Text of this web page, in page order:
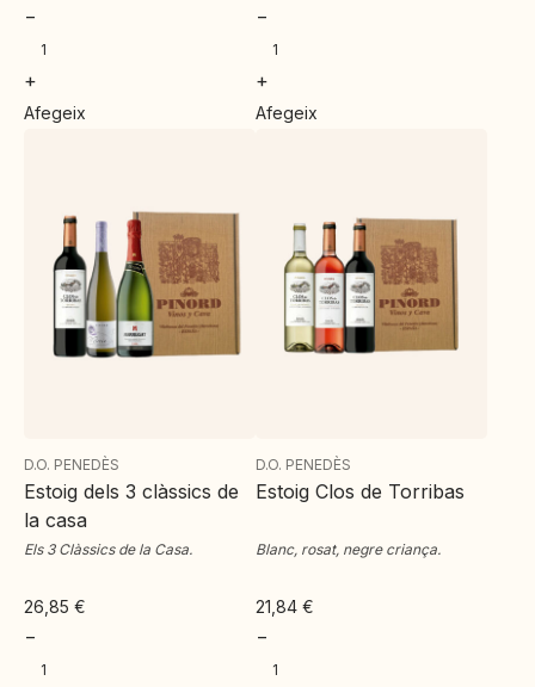
−
+
Afegeix
−
+
Afegeix
D.O. PENEDÈS
Estoig dels 3 clàssics de
la casa
Els 3 Clàssics de la Casa.
26,85 €
−
D.O. PENEDÈS
Estoig Clos de Torribas
Blanc, rosat, negre criança.
21,84 €
−